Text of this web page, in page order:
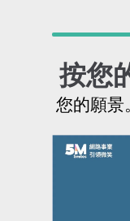
按您
您的願景